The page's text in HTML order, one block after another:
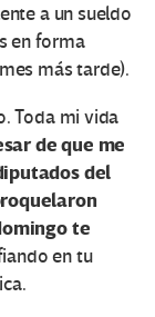
a un sueldo
en forma
más tarde).
Toda mi vida
de que me
del
te
en tu